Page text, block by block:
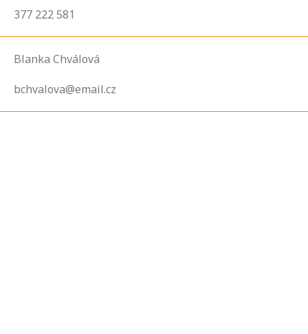
377 222 581
Blanka Chválová
bchvalova@email.cz